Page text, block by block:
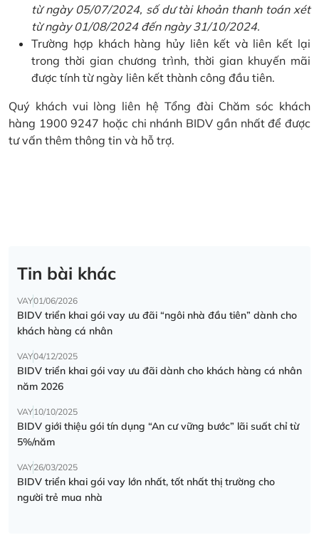
từ ngày 05/07/2024, số dư tài khoản thanh toán xét
từ ngày 01/08/2024 đến ngày 31/10/2024.
Trường hợp khách hàng hủy liên kết và liên kết lại
trong thời gian chương trình, thời gian khuyến mãi
được tính từ ngày liên kết thành công đầu tiên.
Quý khách vui lòng liên hệ Tổng đài Chăm sóc khách
hàng 1900 9247 hoặc chi nhánh BIDV gần nhất để được
tư vấn thêm thông tin và hỗ trợ.
Tin bài khác
VAY01/06/2026
BIDV triển khai gói vay ưu đãi “ngôi nhà đầu tiên” dành cho
khách hàng cá nhân
VAY04/12/2025
BIDV triển khai gói vay ưu đãi dành cho khách hàng cá nhân
năm 2026
VAY10/10/2025
BIDV giới thiệu gói tín dụng “An cư vững bước” lãi suất chỉ từ
5%/năm
VAY26/03/2025
BIDV triển khai gói vay lớn nhất, tốt nhất thị trường cho
người trẻ mua nhà